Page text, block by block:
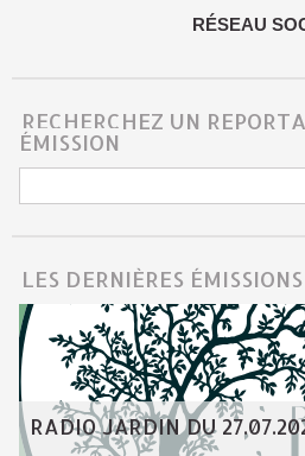
RÉSEAU
RECHERCHEZ UN
ÉMISSION
LES DERNIÈRES ÉMISSIONS
RADIO JARDIN DU